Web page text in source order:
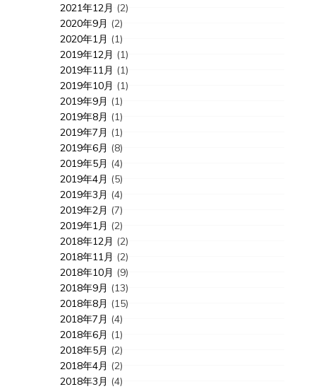
2021年12月 (2)
2020年9月 (2)
2020年1月 (1)
2019年12月 (1)
2019年11月 (1)
2019年10月 (1)
2019年9月 (1)
2019年8月 (1)
2019年7月 (1)
2019年6月 (8)
2019年5月 (4)
2019年4月 (5)
2019年3月 (4)
2019年2月 (7)
2019年1月 (2)
2018年12月 (2)
2018年11月 (2)
2018年10月 (9)
2018年9月 (13)
2018年8月 (15)
2018年7月 (4)
2018年6月 (1)
2018年5月 (2)
2018年4月 (2)
2018年3月 (4)